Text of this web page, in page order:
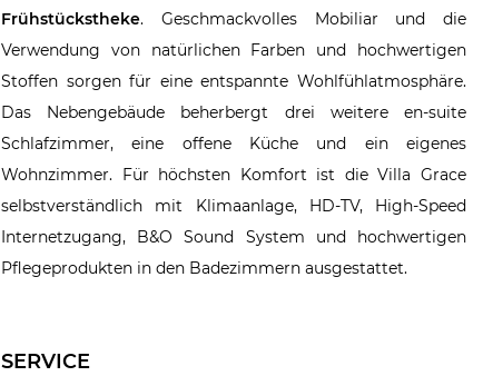
Frühstückstheke. Geschmackvolles Mobiliar und die
Verwendung von natürlichen Farben und hochwertigen
Stoffen sorgen für eine entspannte Wohlfühlatmosphäre.
Das Nebengebäude beherbergt drei weitere en-suite
Schlafzimmer, eine offene Küche und ein eigenes
Wohnzimmer. Für höchsten Komfort ist die Villa Grace
selbstverständlich mit Klimaanlage, HD-TV, High-Speed
Internetzugang, B&O Sound System und hochwertigen
Pflegeprodukten in den Badezimmern ausgestattet.
SERVICE